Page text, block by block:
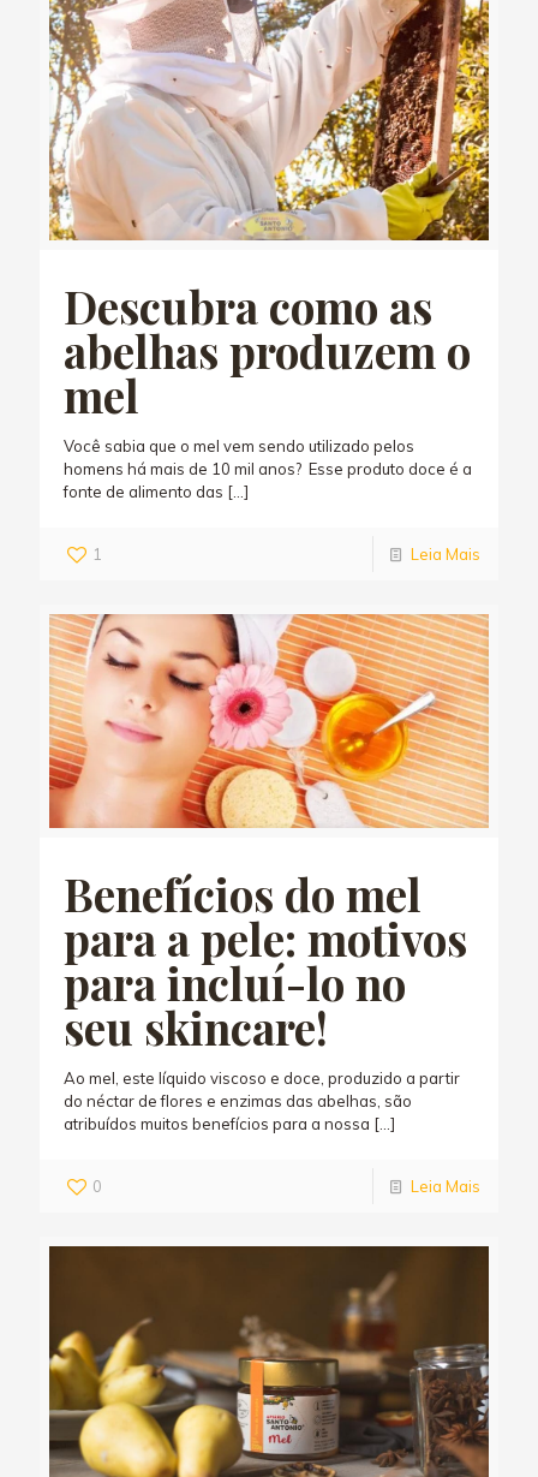
Descubra como as
abelhas produzem o
mel
Você sabia que o mel vem sendo utilizado pelos
homens há mais de 10 mil anos? Esse produto doce é a
fonte de alimento das […]
1 Leia Mais
Benefícios do mel
para a pele: motivos
para incluí-lo no
seu skincare!
Ao mel, este líquido viscoso e doce, produzido a partir
do néctar de flores e enzimas das abelhas, são
atribuídos muitos benefícios para a nossa […]
0 Leia Mais